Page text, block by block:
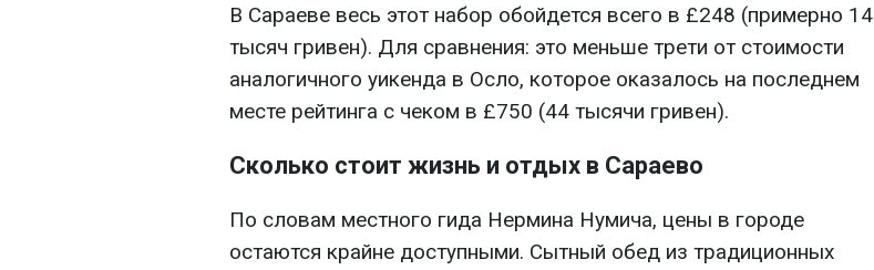
В Сараеве весь этот набор обойдется всего в £248 (примерно 14
тысяч гривен). Для сравнения: это меньше трети от стоимости
аналогичного уикенда в Осло, которое оказалось на последнем
месте рейтинга с чеком в £750 (44 тысячи гривен).
Сколько стоит жизнь и отдых в Сараево
По словам местного гида Нермина Нумича, цены в городе
остаются крайне доступными. Сытный обед из традиционных